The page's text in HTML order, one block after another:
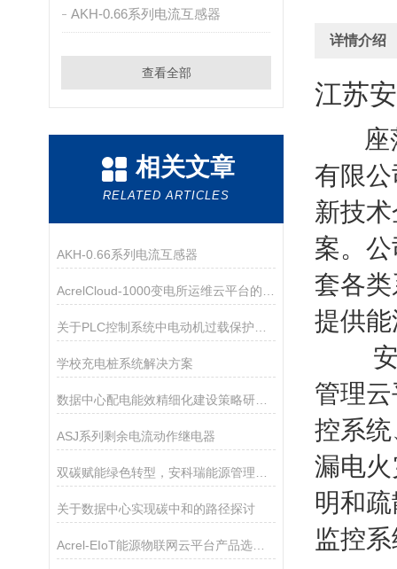
AKH-0.66系列电流互感器
查看全部
相关文章
RELATED ARTICLES
AKH-0.66系列电流互感器
学校充电桩系统解决方案
数据中心配电能效精细化建设策略研究与趋势分析
ASJ系列剩余电流动作继电器
关于数据中心实现碳中和的路径探讨
Acrel-EIoT能源物联网云平台产品选型清单
详情介绍
江苏
座落
有限
新技
案。
套各
提供
安科
管理
控系
漏电
明和
监控